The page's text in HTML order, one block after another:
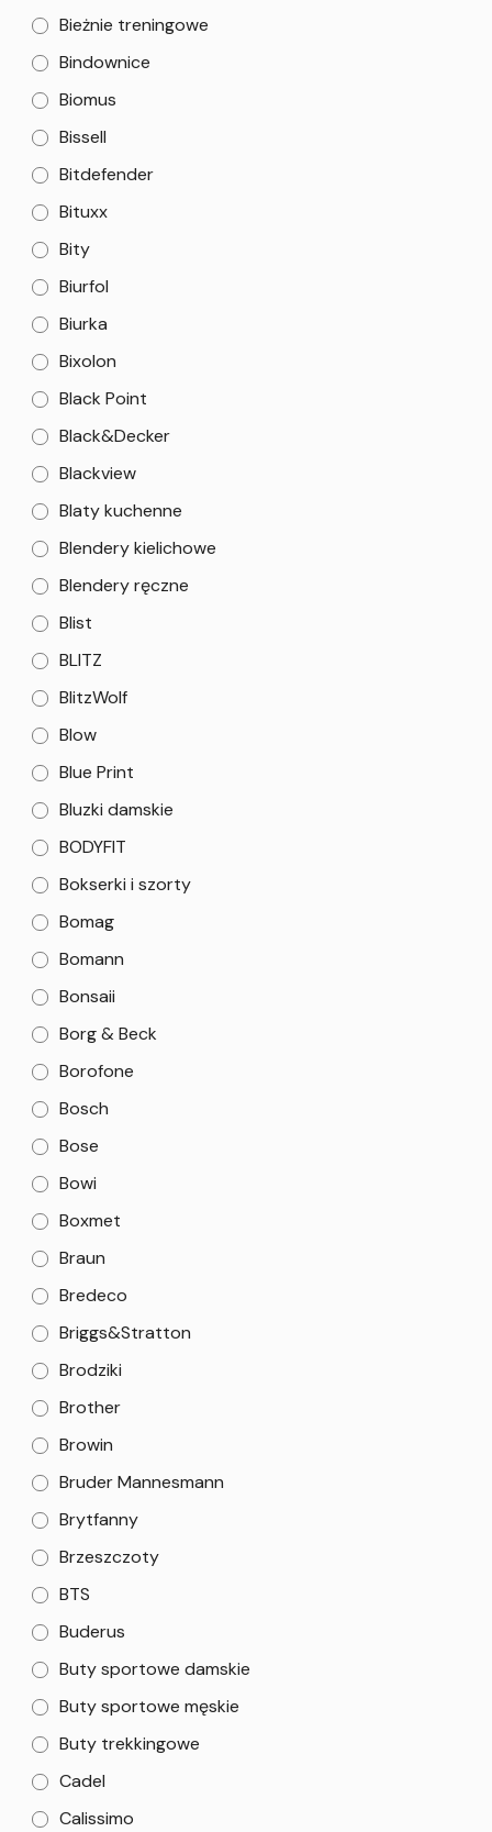
Bieżnie treningowe
Bindownice
Biomus
Bissell
Bitdefender
Bituxx
Bity
Biurfol
Biurka
Bixolon
Black Point
Black&Decker
Blackview
Blaty kuchenne
Blendery kielichowe
Blendery ręczne
Blist
BLITZ
BlitzWolf
Blow
Blue Print
Bluzki damskie
BODYFIT
Bokserki i szorty
Bomag
Bomann
Bonsaii
Borg & Beck
Borofone
Bosch
Bose
Bowi
Boxmet
Braun
Bredeco
Briggs&Stratton
Brodziki
Brother
Browin
Bruder Mannesmann
Brytfanny
Brzeszczoty
BTS
Buderus
Buty sportowe damskie
Buty sportowe męskie
Buty trekkingowe
Cadel
Calissimo